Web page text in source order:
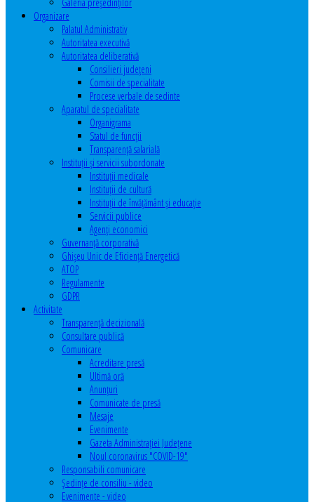
Organizare
Palatul Administrativ
Autoritatea executivă
Autoritatea deliberativă
Consilieri judeţeni
Comisii de specialitate
Procese verbale de sedinte
Aparatul de specialitate
Organigrama
Statul de funcții
Transparență salarială
Instituţii şi servicii subordonate
Instituţii medicale
Instituţii de cultură
Instituţii de învăţământ şi educaţie
Servicii publice
Agenţi economici
Guvernanță corporativă
Ghişeu Unic de Eficienţă Energetică
ATOP
Regulamente
GDPR
Activitate
Transparenţă decizională
Consultare publică
Comunicare
Acreditare presă
Ultimă oră
Anunţuri
Comunicate de presă
Mesaje
Evenimente
Gazeta Administraţiei Judeţene
Noul coronavirus "COVID-19"
Responsabili comunicare
Şedinţe de consiliu - video
Evenimente - video